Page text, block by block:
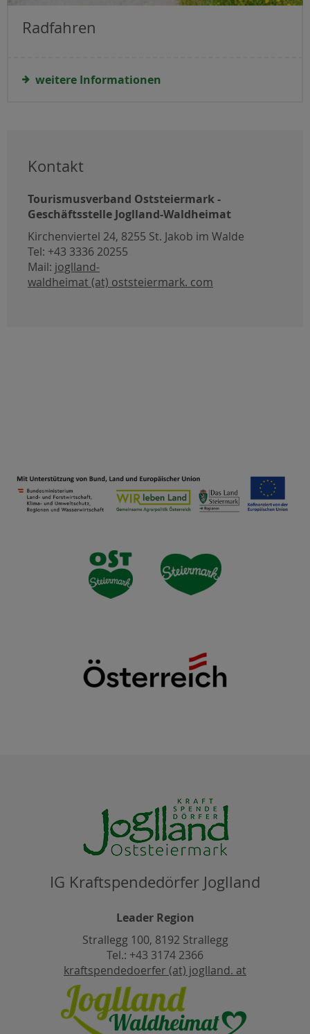
Radfahren
weitere Informationen
Kontakt
Tourismusverband Oststeiermark -
Geschäftsstelle Joglland-Waldheimat
Kirchenviertel 24, 8255 St. Jakob im Walde
Tel: +43 3336 20255
Mail: joglland-
waldheimat (at) oststeiermark. com
IG Kraftspendedörfer Joglland
Leader Region
Strallegg 100, 8192 Strallegg
Tel.: +43 3174 2366
kraftspendedoerfer (at) joglland. at